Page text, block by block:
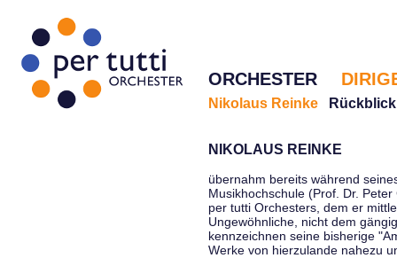
ORCHESTER
Nikolaus Reinke Rückblick
NIKOLAUS REINKE
übernahm bereits während
Musikhochschule (Prof. Dr.
per tutti Orchesters, dem er
Ungewöhnliche, nicht dem
kennzeichnen seine bisherige
Werke von hierzulande nahezu